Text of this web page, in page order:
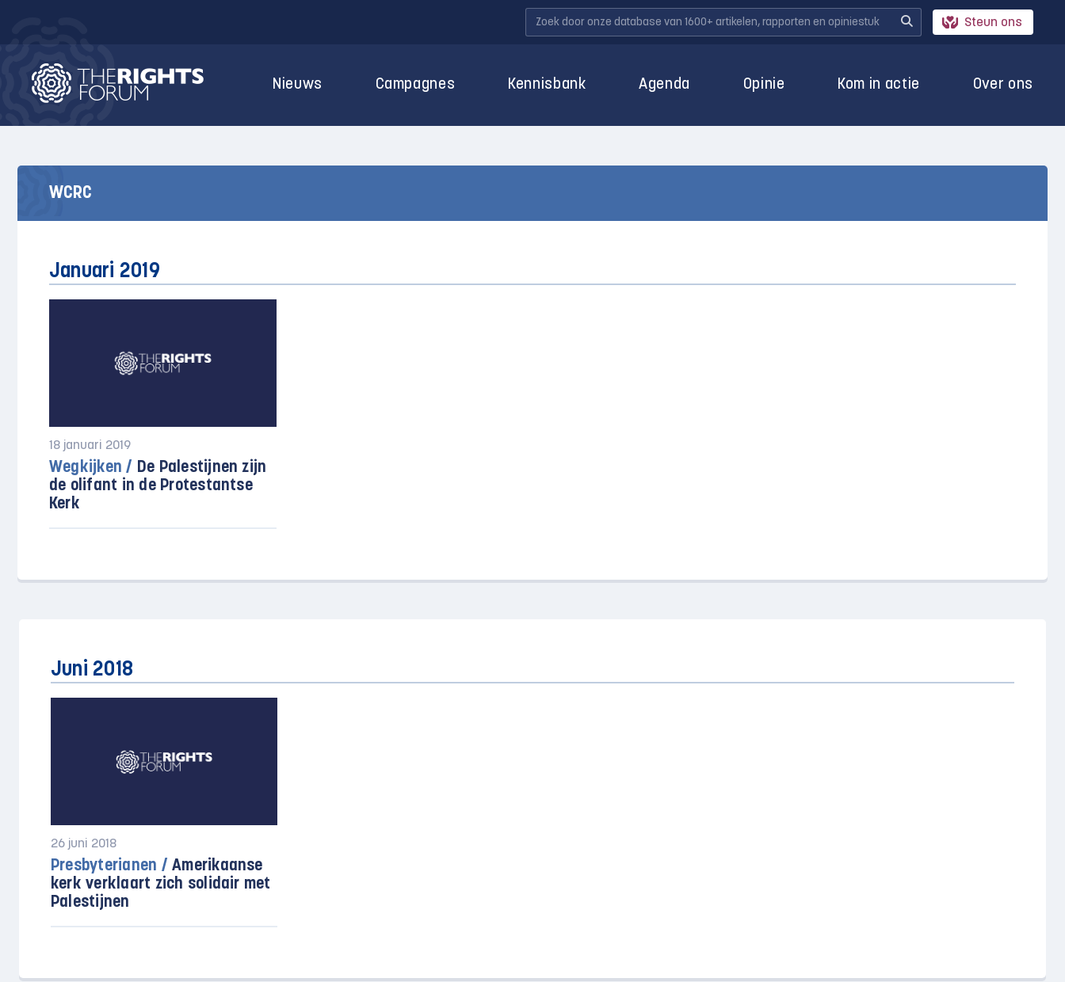
Steun ons
Nieuws Campagnes Kennisbank Agenda Opinie Kom in actie Over ons
WCRC
Januari 2019
18 januari 2019
Wegkijken / De Palestijnen zijn
de olifant in de Protestantse
Kerk
Juni 2018
26 juni 2018
Presbyterianen / Amerikaanse
kerk verklaart zich solidair met
Palestijnen